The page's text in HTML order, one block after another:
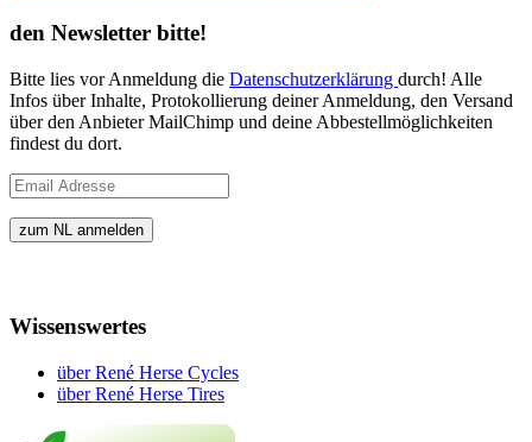
den Newsletter bitte!
Bitte lies vor Anmeldung die Datenschutzerklärung durch! Alle
Infos über Inhalte, Protokollierung deiner Anmeldung, den Versand
über den Anbieter MailChimp und deine Abbestellmöglichkeiten
findest du dort.
Wissenswertes
über René Herse Cycles
über René Herse Tires